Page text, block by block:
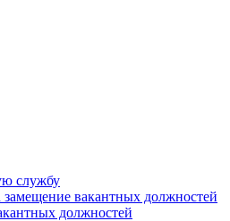
службу
вакантных должностей
должностей